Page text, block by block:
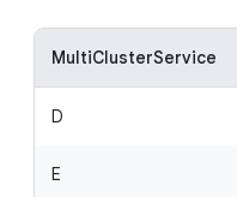
MultiClusterService
D
E